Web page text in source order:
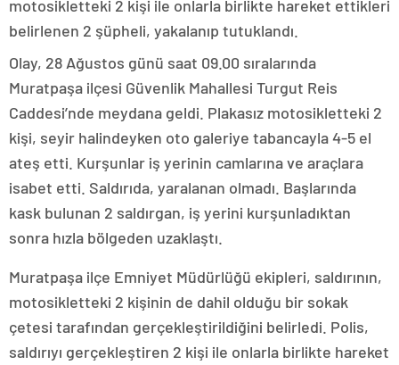
motosikletteki 2 kişi ile onlarla birlikte hareket ettikleri
belirlenen 2 şüpheli, yakalanıp tutuklandı.
Olay, 28 Ağustos günü saat 09.00 sıralarında
Muratpaşa ilçesi Güvenlik Mahallesi Turgut Reis
Caddesi’nde meydana geldi. Plakasız motosikletteki 2
kişi, seyir halindeyken oto galeriye tabancayla 4-5 el
ateş etti. Kurşunlar iş yerinin camlarına ve araçlara
isabet etti. Saldırıda, yaralanan olmadı. Başlarında
kask bulunan 2 saldırgan, iş yerini kurşunladıktan
sonra hızla bölgeden uzaklaştı.
Muratpaşa ilçe Emniyet Müdürlüğü ekipleri, saldırının,
motosikletteki 2 kişinin de dahil olduğu bir sokak
çetesi tarafından gerçekleştirildiğini belirledi. Polis,
saldırıyı gerçekleştiren 2 kişi ile onlarla birlikte hareket